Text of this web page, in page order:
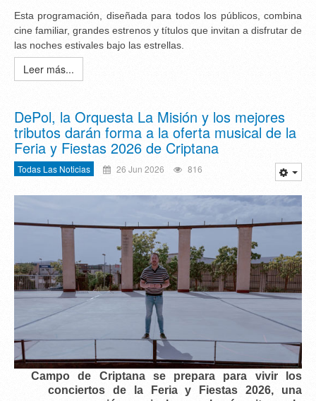
Esta programación, diseñada para todos los públicos, combina
cine familiar, grandes estrenos y títulos que invitan a disfrutar de
las noches estivales bajo las estrellas.
Leer más...
DePol, la Orquesta La Misión y los mejores
tributos darán forma a la oferta musical de la
Feria y Fiestas 2026 de Criptana
Todas Las Noticias 26 Jun 2026 816
Campo de Criptana se prepara para vivir los
conciertos de la Feria y Fiestas 2026, una